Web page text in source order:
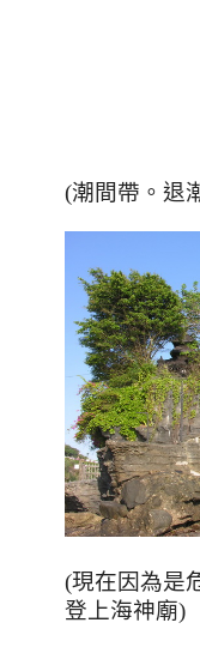
(潮間帶 。退
(現在因為是
登上海神廟)